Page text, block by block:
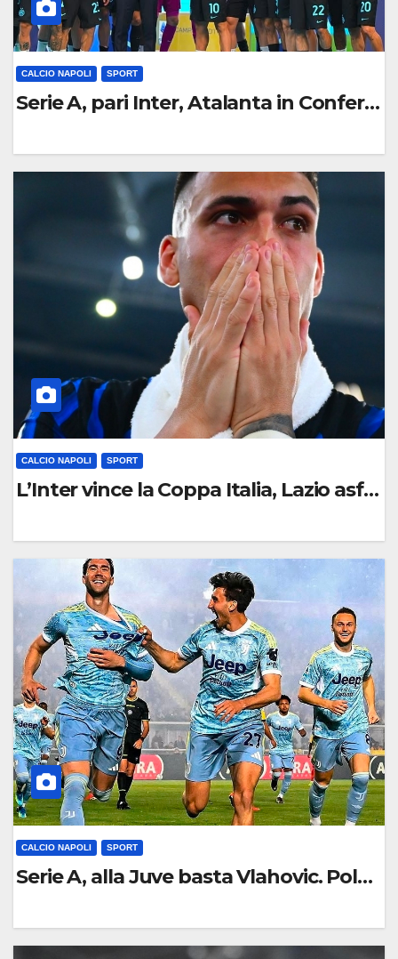
CALCIO NAPOLI SPORT
Serie A, pari Inter, Atalanta in
0
CALCIO NAPOLI SPORT
L’Inter vince la Coppa Italia, Lazio
0
M
E
N
T
O
CALCIO NAPOLI SPORT
Serie A, alla Juve basta Vlahovic.
0